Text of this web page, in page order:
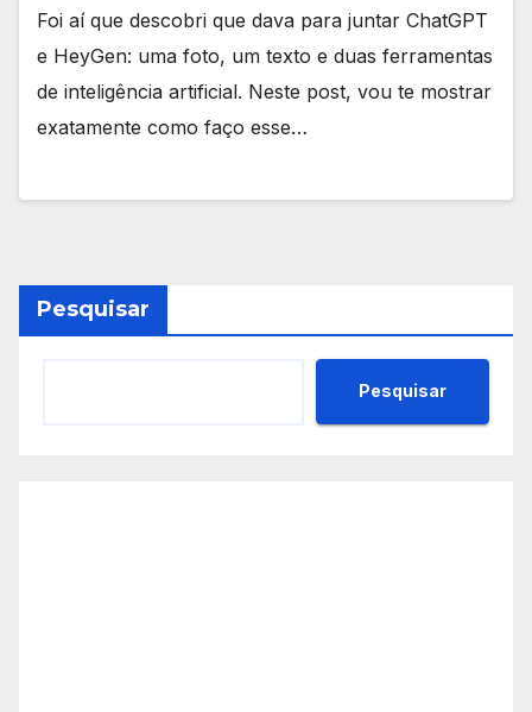
Foi aí que descobri que dava para juntar ChatGPT
e HeyGen: uma foto, um texto e duas ferramentas
de inteligência artificial. Neste post, vou te mostrar
exatamente como faço esse…
Pesquisar
Pesquisar